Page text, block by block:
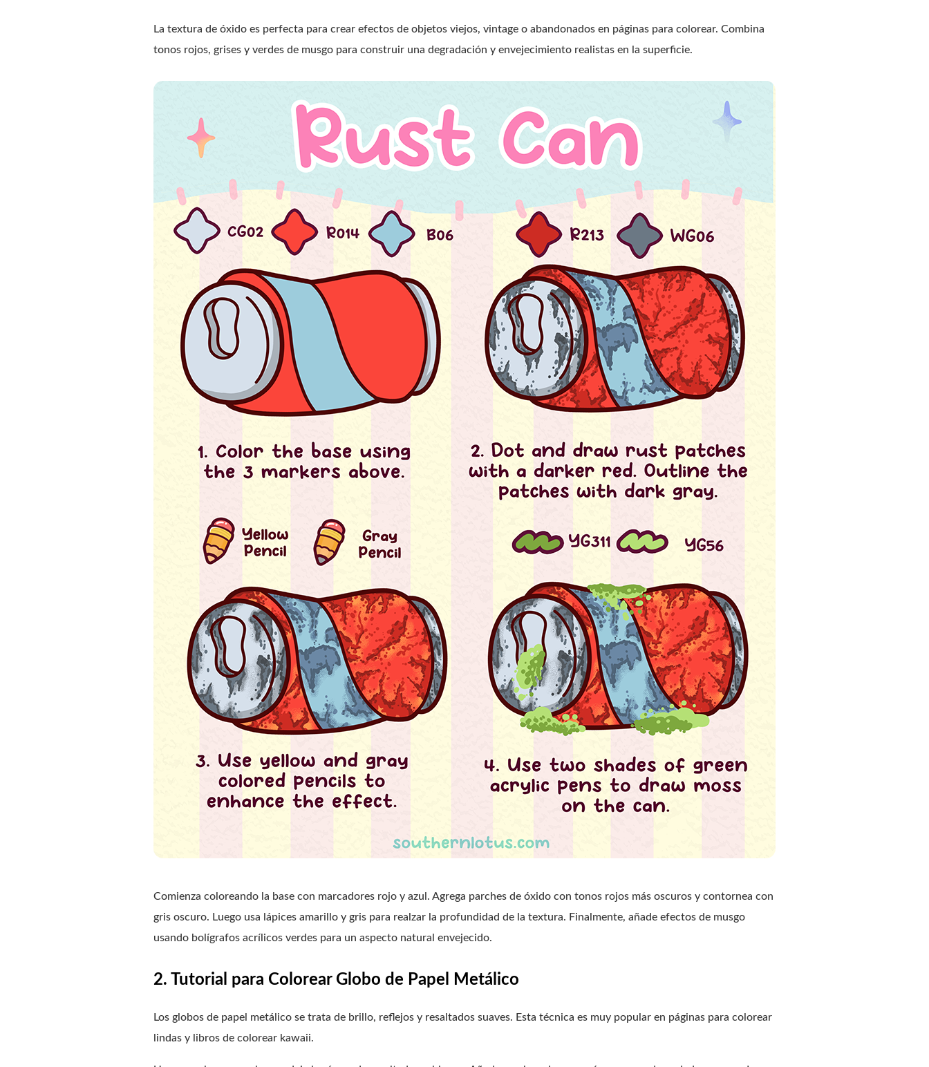
La textura de óxido es perfecta para crear efectos de objetos viejos, vintage o abandonados en páginas para colorear. Combina
tonos rojos, grises y verdes de musgo para construir una degradación y envejecimiento realistas en la superficie.
Comienza coloreando la base con marcadores rojo y azul. Agrega parches de óxido con tonos rojos más oscuros y contornea con
gris oscuro. Luego usa lápices amarillo y gris para realzar la profundidad de la textura. Finalmente, añade efectos de musgo
usando bolígrafos acrílicos verdes para un aspecto natural envejecido.
2. Tutorial para Colorear Globo de Papel Metálico
Los globos de papel metálico se trata de brillo, reflejos y resaltados suaves. Esta técnica es muy popular en páginas para colorear
lindas y libros de colorear kawaii.